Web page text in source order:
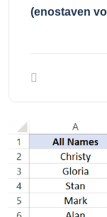
(enostaven